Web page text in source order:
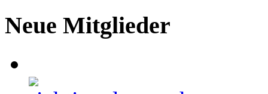
Neue Mitglieder